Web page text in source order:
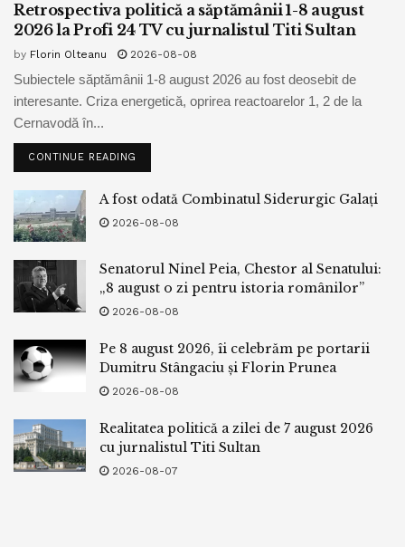
Retrospectiva politică a săptămânii 1-8 august
2026 la Profi 24 TV cu jurnalistul Titi Sultan
by Florin Olteanu 2026-08-08
Subiectele săptămânii 1-8 august 2026 au fost deosebit de
interesante. Criza energetică, oprirea reactoarelor 1, 2 de la
Cernavodă în...
CONTINUE READING
A fost odată Combinatul Siderurgic Galați
2026-08-08
Senatorul Ninel Peia, Chestor al Senatului:
„8 august o zi pentru istoria românilor”
2026-08-08
Pe 8 august 2026, îi celebrăm pe portarii
Dumitru Stângaciu și Florin Prunea
2026-08-08
Realitatea politică a zilei de 7 august 2026
cu jurnalistul Titi Sultan
2026-08-07